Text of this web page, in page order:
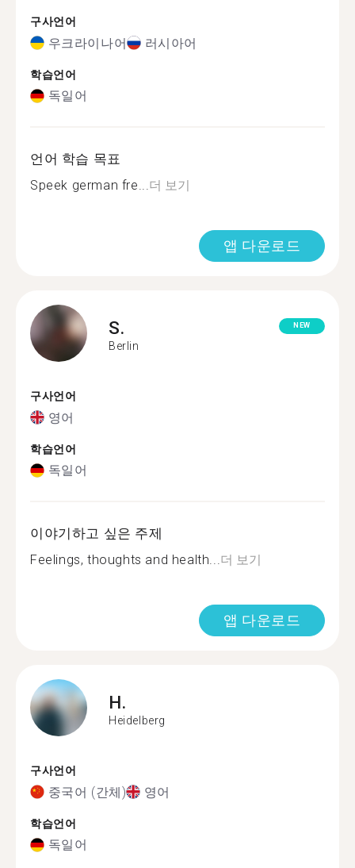
구사언어
우크라이나어 러시아어
학습언어
독일어
언어 학습 목표
Speek german fre...더 보기
앱 다운로드
S.
Berlin
NEW
구사언어
영어
학습언어
독일어
이야기하고 싶은 주제
Feelings, thoughts and health...더 보기
앱 다운로드
H.
Heidelberg
구사언어
중국어 (간체) 영어
학습언어
독일어